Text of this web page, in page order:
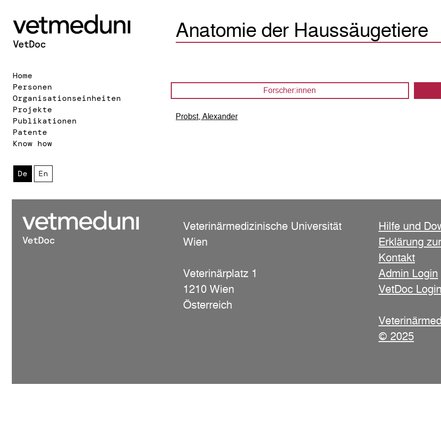
Home
Personen
Organisationseinheiten
Projekte
Publikationen
Patente
Know how
De En
Anatomie der Haussäugetiere
Forscher:innen
Probst, Alexander
Veterinärmedizinische Universität
Wien
Veterinärplatz 1
1210 Wien
Österreich
Hilfe und
Erklärung
Kontakt
Admin Login
VetDoc Login
© 2025